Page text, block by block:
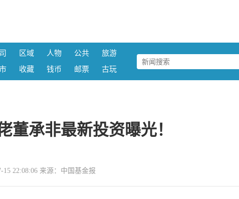
区域 人物 公共
旅游
收藏 钱币 邮票 古玩
董承非最新投资曝光！
15 22:08:06 来源：中国基金报